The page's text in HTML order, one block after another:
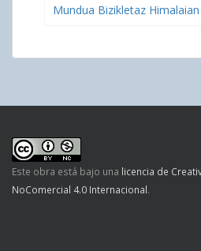
Mundua Bizikletaz Himalaian
Este obra está bajo una licencia de
NoComercial 4.0 Internacional.